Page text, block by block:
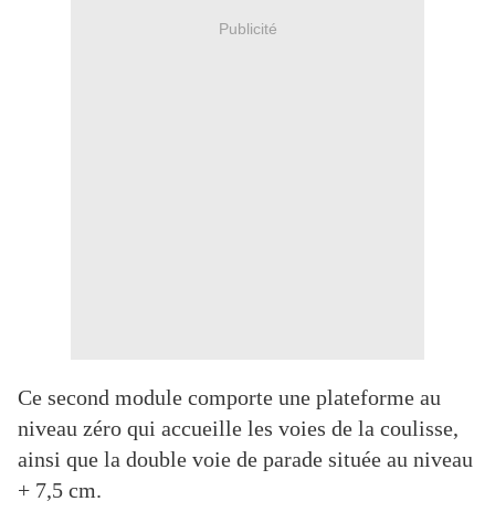
Publicité
Ce second module comporte une plateforme au
niveau zéro qui accueille les voies de la coulisse,
ainsi que la double voie de parade située au niveau
+ 7,5 cm.